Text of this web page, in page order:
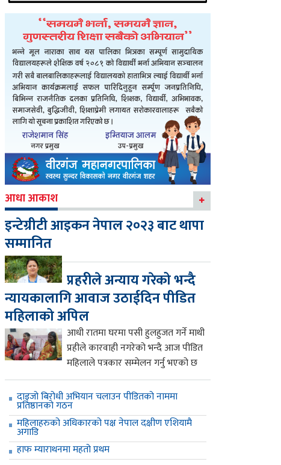
आधा आकाश
इन्टेग्रीटी आइकन नेपाल २०२३ बाट थापा
सम्मानित
प्रहरीले अन्याय गरेको भन्दै
न्यायकालागि आवाज उठाईदिन पीडित
महिलाको अपिल
आधी रातमा घरमा पसी हुलहुजत गर्ने माथी
प्रहीले कारवाही नगरेको भन्दै आज पीडित
महिलाले पत्रकार सम्मेलन गर्नु भएको छ
दाइजो बिरोधी अभियान चलाउन पीडितको नाममा
प्रतिष्ठानको गठन
महिलाहरुको अधिकारको पक्ष नेपाल दक्षीण एशियामै
अगाडि
हाफ म्याराथनमा महतो प्रथम